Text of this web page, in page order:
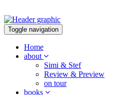
Toggle navigation
Home
about
Simi & Stef
Review & Preview
on tour
books